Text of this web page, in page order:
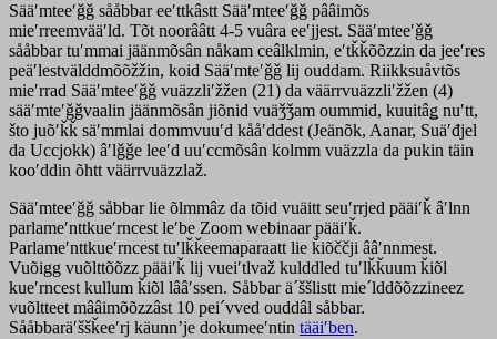
Sääʹmteeʹǧǧ sååbbar eeʹttkâstt Sääʹmteeʹǧǧ pââimõs
mieʹrreemvääʹld. Tõt noorââtt 4-5 vuâra eeʹjjest. Sääʹmteeʹǧǧ
sååbbar tuʹmmai jäänmõsân nåkam ceâlklmin, eʹtǩǩõõzzin da jeeʹres
peäʹlestvälddmõõžžin, koid Sääʹmteʹǧǧ lij ouddam. Riikksuåvtõs
mieʹrrad Sääʹmteeʹǧǧ vuäzzliʹžžen (21) da väärrvuäzzliʹžžen (4)
sääʹmteʹǧǧvaalin jäänmõsân jiõnid vuäǯǯam oummid, kuuitâǥ nuʹtt,
što juõʹǩǩ säʹmmlai dommvuuʹd kååʹddest (Jeänõk, Aanar, Suäʹđjel
da Uccjokk) âʹlǧǧe leeʹd uuʹccmõsân kolmm vuäzzla da pukin täin
kooʹddin õhtt väärrvuäzzlaž.
Sääʹmteeʹǧǧ såbbar lie õlmmâz da tõid vuäitt seuʹrrjed pääiʹǩ âʹlnn
parlameʹnttkueʹrncest leʹbe Zoom webinaar pääiʹǩ.
Parlameʹnttkueʹrncest tuʹlǩǩeemaparaatt lie ǩiõččji ââʹnnmest.
Vuõigg vuõlttõõzz pääiʹǩ lij vueiʹtlvaž kulddled tuʹlǩǩuum ǩiõl
kueʹrncest kullum ǩiõl lââʹssen. Såbbar ä´ššlistt mie´lddõõzzineez
vuõltteet mââimõõzzâst 10 pei´vved ouddâl såbbar.
Sååbbaräʹššǩeeʹrj käunnʼje dokumeeʹntin tääiʹben.